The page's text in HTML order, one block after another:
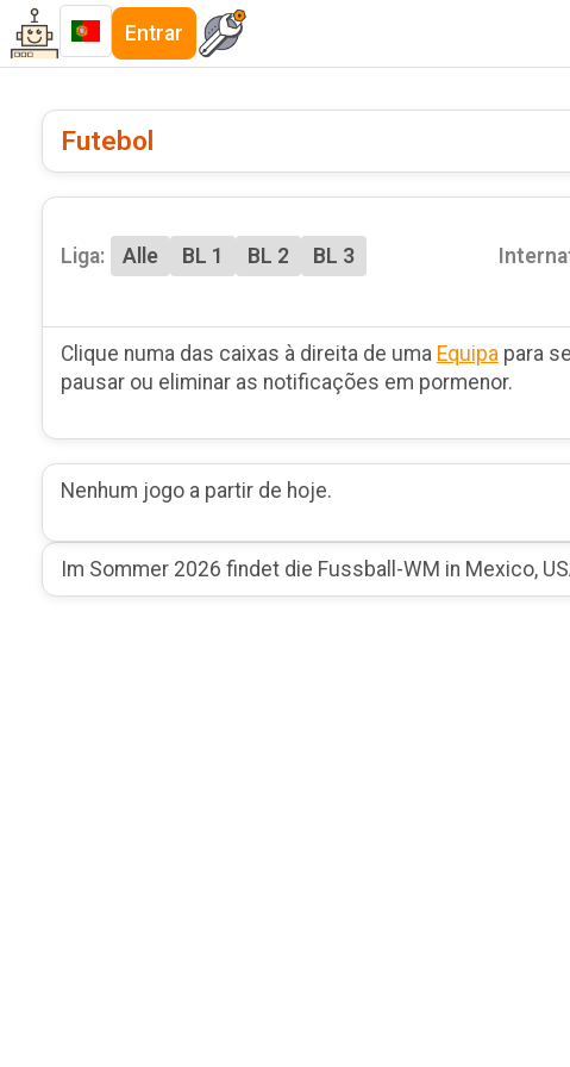
Entrar
Futebol
Liga: Alle BL 1 BL 2 BL 3
Clique numa das caixas à direita de uma Equipapara
pausar ou eliminar as notificações em pormenor.
Nenhum jogo a partir de hoje.
Im Sommer 2026 findet die Fussball-WM in Mexico,